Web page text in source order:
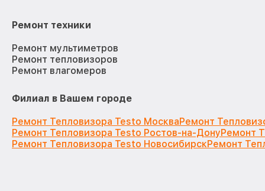
Ремонт техники
Ремонт мультиметров
Ремонт тепловизоров
Ремонт влагомеров
Филиал в Вашем городе
Ремонт Тепловизора Testo МоскваРемонт
Ремонт Тепловизора Testo Ростов-на-ДонуРемонт
Ремонт Тепловизора Testo НовосибирскРемонт